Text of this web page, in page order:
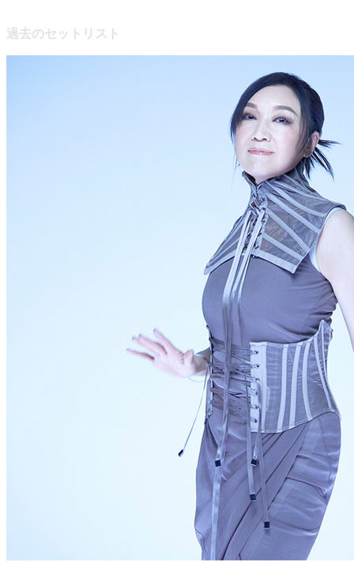
過去のセットリスト